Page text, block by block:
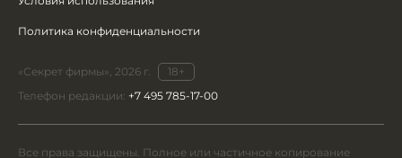
Политика конфиденциальности
«Секрет фирмы», 2026 г.
18+
Телефон редакции: +7 495 785-17-00
Все права защищены. Полное или частичное копирование